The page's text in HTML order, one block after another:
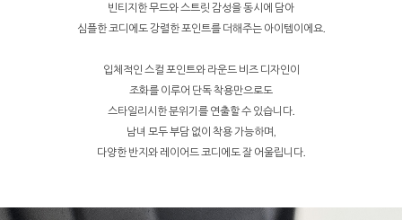
빈티지한 무드와 스트릿 감성을 동시에 담아
심플한 코디에도 강렬한 포인트를 더해주는 아이템이에요.
입체적인 스컬 포인트와 라운드 비즈 디자인이
조화를 이루어 단독 착용만으로도
스타일리시한 분위기를 연출할 수 있습니다.
남녀 모두 부담 없이 착용 가능하며,
다양한 반지와 레이어드 코디에도 잘 어울립니다.